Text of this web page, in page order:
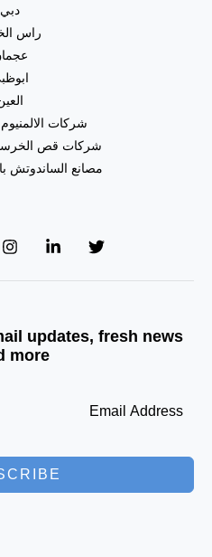
دبي
راس
شركات
شركات قص
مصانع الساندوتش
updates, fresh news
more!